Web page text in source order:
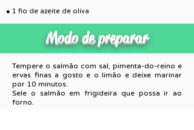
● 1 fio de azeite de oliva
Modo de preparar
Tempere o salmão com sal, pimenta-do-reino e
ervas finas a gosto e o limão e deixe marinar
por 10 minutos.
Sele o salmão em frigideira que possa ir ao
forno.